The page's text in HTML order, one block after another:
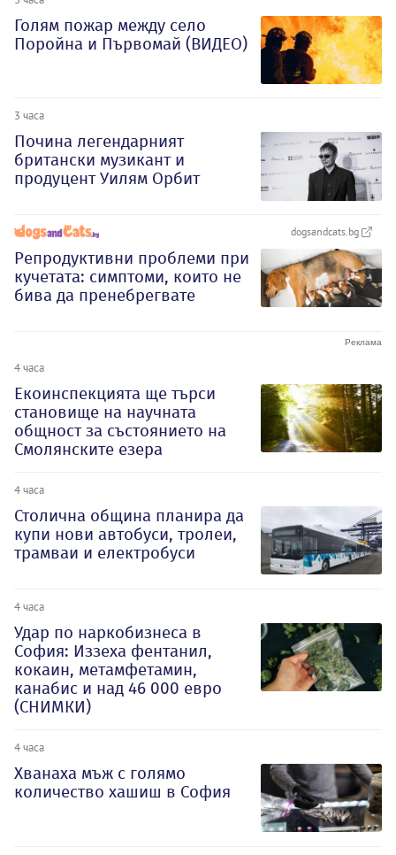
Голям пожар между село
Поройна и Първомай (ВИДЕО)
3 часа
Почина легендарният
британски музикант и
продуцент Уилям Орбит
dogsandcats.bg
Репродуктивни проблеми при
кучетата: симптоми, които не
бива да пренебрегвате
4 часа
Екоинспекцията ще търси
становище на научната
общност за състоянието на
Смолянските езера
4 часа
Столична община планира да
купи нови автобуси, тролеи,
трамваи и електробуси
4 часа
Удар по наркобизнеса в
София: Иззеха фентанил,
кокаин, метамфетамин,
канабис и над 46 000 евро
(СНИМКИ)
4 часа
Хванаха мъж с голямо
количество хашиш в София